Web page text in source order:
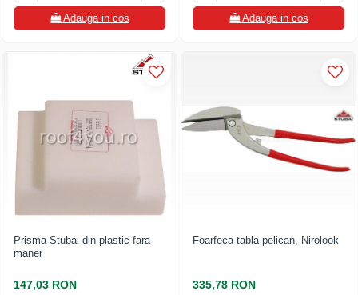
Adauga in cos Adauga in cos
Prisma Stubai din plastic fara
maner
147,03 RON
Foarfeca tabla pelican, Nirolook
335,78 RON